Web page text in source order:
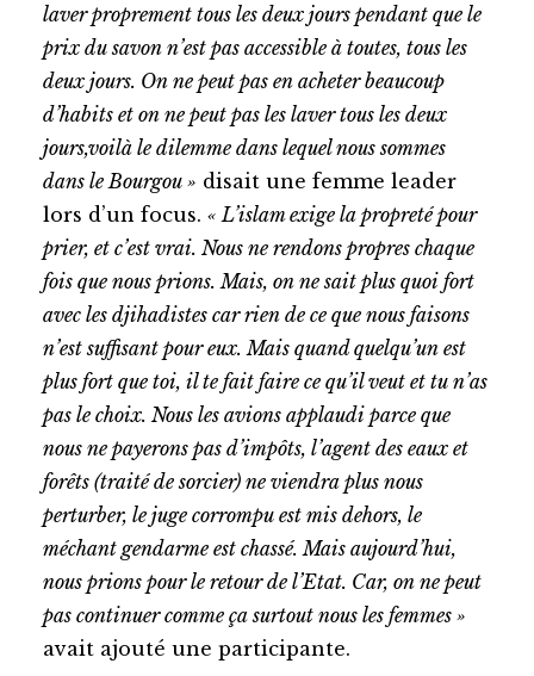
laver proprement tous les deux jours pendant que le
prix du savon n’est pas accessible à toutes, tous les
deux jours. On ne peut pas en acheter beaucoup
d’habits et on ne peut pas les laver tous les deux
jours,voilà le dilemme dans lequel nous sommes
dans le Bourgou » disait une femme leader
lors d’un focus. « L’islam exige la propreté pour
prier, et c’est vrai. Nous ne rendons propres chaque
fois que nous prions. Mais, on ne sait plus quoi fort
avec les djihadistes car rien de ce que nous faisons
n’est suffisant pour eux. Mais quand quelqu’un est
plus fort que toi, il te fait faire ce qu’il veut et tu n’as
pas le choix. Nous les avions applaudi parce que
nous ne payerons pas d’impôts, l’agent des eaux et
forêts (traité de sorcier) ne viendra plus nous
perturber, le juge corrompu est mis dehors, le
méchant gendarme est chassé. Mais aujourd’hui,
nous prions pour le retour de l’Etat. Car, on ne peut
pas continuer comme ça surtout nous les femmes »
avait ajouté une participante.